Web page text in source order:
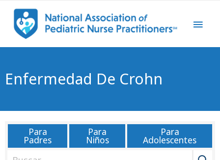
Enfermedad De Crohn
Para
Padres
Para
Niños
Para
Adolescentes